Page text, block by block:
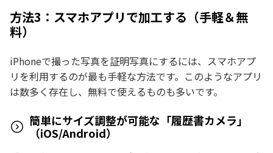
方法3：スマホアプリで加工する（手軽＆無
料）
iPhoneで撮った写真を証明写真にするには、スマホアプ
リを利用するのが最も手軽な方法です。このようなアプリ
は数多く存在し、無料で使えるものも多いです。
簡単にサイズ調整が可能な「履歴書カメラ」
（iOS/Android）